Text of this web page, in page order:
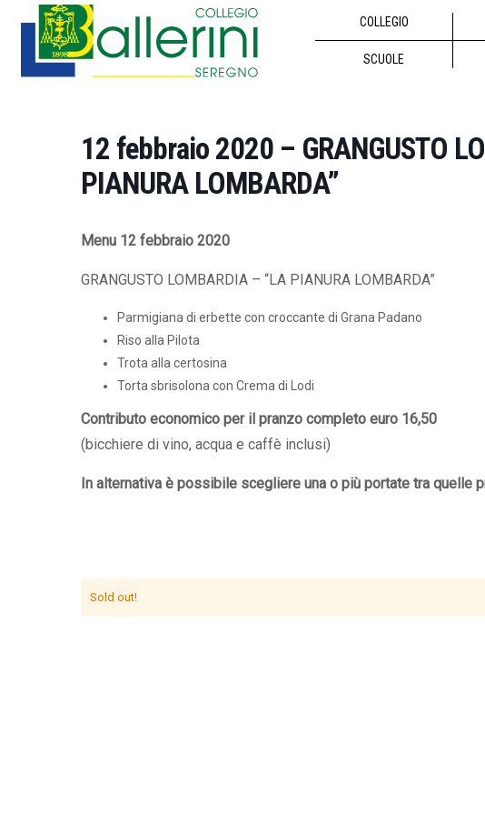
COLLEGIO
SCUOLE
12 febbraio 2020 – GRANGUSTO
PIANURA LOMBARDA”
Menu 12 febbraio 2020
GRANGUSTO LOMBARDIA – “LA PIANURA LOMBARDA”
Parmigiana di erbette con croccante di Grana Padano
Riso alla Pilota
Trota alla certosina
Torta sbrisolona con Crema di Lodi
Contributo economico per il pranzo completo euro 16,50
(bicchiere di vino, acqua e caffè inclusi)
In alternativa è possibile scegliere una o più portate tra quelle
Sold out!